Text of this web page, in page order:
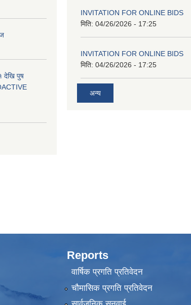
देखि पुष
INVITATION FOR ONLINE BIDS
मिति: 04/26/2026 - 17:25
INVITATION FOR ONLINE BIDS
मिति: 04/26/2026 - 17:25
अन्य
Reports
वार्षिक प्रगति प्रतिवेदन
चौमासिक प्रगति प्रतिवेदन